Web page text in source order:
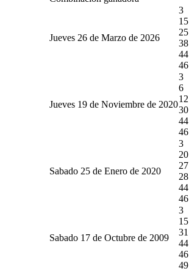
Jueves 26 de Marzo de 2026
3
15
25
38
44
46
Jueves 19 de Noviembre de 2020
3
6
12
30
44
46
Sabado 25 de Enero de 2020
3
20
27
28
44
46
Sabado 17 de Octubre de 2009
3
15
31
44
46
49